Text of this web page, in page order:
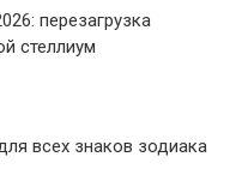
перезагрузка
стеллиум
всех знаков зодиака